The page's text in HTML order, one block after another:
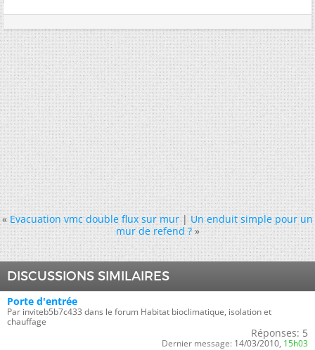
« Evacuation vmc double flux sur mur|Un enduit simple pour un
mur de refend ? »
DISCUSSIONS SIMILAIRES
Porte d'entrée
Par inviteb5b7c433 dans le forum Habitat bioclimatique, isolation et
chauffage
Réponses: 5
Dernier message: 14/03/2010, 15h03